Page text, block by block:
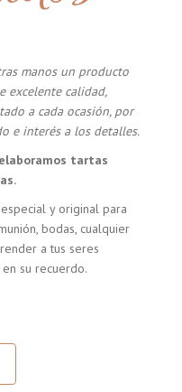
manos un producto
excelente calidad,
a cada ocasión, por
e interés a los detalles.
tartas
y original para
bodas, cualquier
a tus seres
su recuerdo.